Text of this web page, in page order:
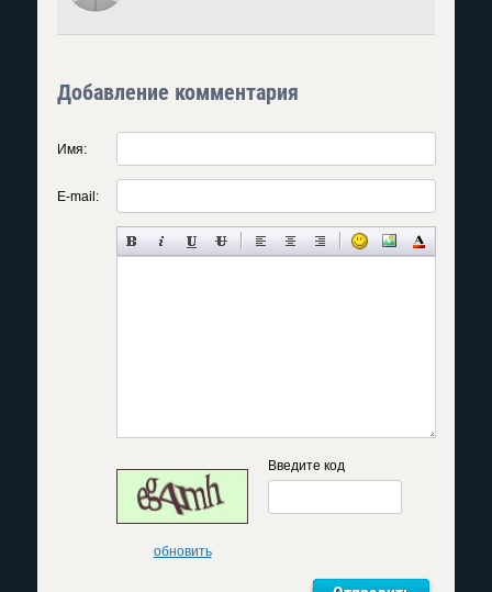
Добавление комментария
Имя:
E-mail:
обновить
Введите код